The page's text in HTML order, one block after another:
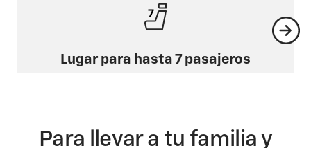
Lugar para hasta 7 pasajeros
Para llevar a tu familia y